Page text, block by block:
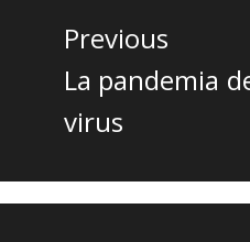
entradas
Previous
Previous
post:
La pandemia
virus